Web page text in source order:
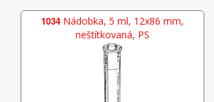
1034 Nádobka, 5 ml, 12x86 mm,
neštítkovaná, PS